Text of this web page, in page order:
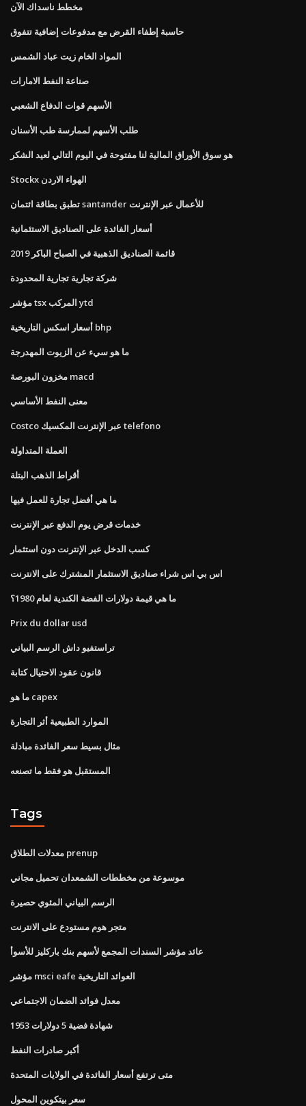
مخطط ناسداك الآن
حاسبة إطفاء القرض مع مدفوعات إضافية تتفوق
المواد الخام زيت عباد الشمس
صناعة النفط الامارات
الأسهم قوات الدفاع الشعبي
طلب الأسهم لممارسة طب الأسنان
هو سوق الأوراق المالية لنا مفتوحة في اليوم التالي لعيد الشكر
Stockx الهواء الاردن
تطبق بطاقة ائتمان santander للأعمال عبر الإنترنت
أسعار الفائدة على الصناديق الاستئمانية
قائمة الصناديق الذهبية في الصباح الباكر 2019
شركة تجارية تجارية المحدودة
مؤشر tsx المركب ytd
أسعار اسكس التاريخية bhp
ما هو سيء عن الزيوت المهدرجة
مخزون البورصة macd
معنى النفط الأساسي
Costco عبر الإنترنت المكسيك telefono
العملة المتداولة
أقراط الذهب البتلة
ما هي أفضل تجارة للعمل فيها
خدمات قرض يوم الدفع عبر الإنترنت
كسب الدخل عبر الإنترنت دون استثمار
اس بي اس شراء صناديق الاستثمار المشترك على الانترنت
ما هي قيمة دولارات الفضة الكندية لعام 1980؟
Prix du dollar usd
تراستفيو داش الرسم البياني
قانون عقود الاحتيال كتابة
ما هو capex
الموارد الطبيعية أثر التجارة
مثال بسيط سعر الفائدة مبادلة
المستقبل هو فقط ما تصنعه
Tags
معدلات الطلاق prenup
موسوعة من مخططات الشمعدان تحميل مجاني
الرسم البياني المئوي حصيرة
متجر هوم مستودع على الانترنت
عائد مؤشر السندات المجمع لأسهم بنك باركليز للأسوأ
مؤشر msci eafe العوائد التاريخية
معدل فوائد الضمان الاجتماعي
شهادة فضية 5 دولارات 1953
أكبر صادرات النفط
متى ترتفع أسعار الفائدة في الولايات المتحدة
سعر بيتكوين المحول